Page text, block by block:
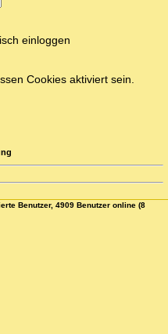
einloggen
Cookies aktiviert sein.
Benutzer, 4909 Benutzer online (8